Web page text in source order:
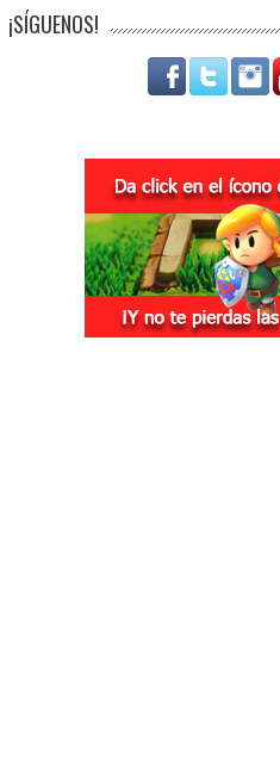
¡SÍGUENOS!